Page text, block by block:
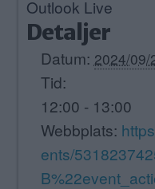
Outlook Live
Detaljer
Datum: 2024/09/
Tid:
12:00 - 13:00
Webbplats:
ents/